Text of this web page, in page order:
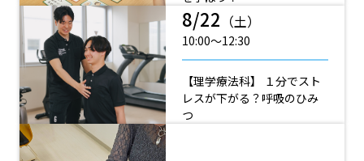
8/22 （土）
10:00〜12:30
【理学療法科】 １分でスト
レスが下がる？呼吸のひみ
つ